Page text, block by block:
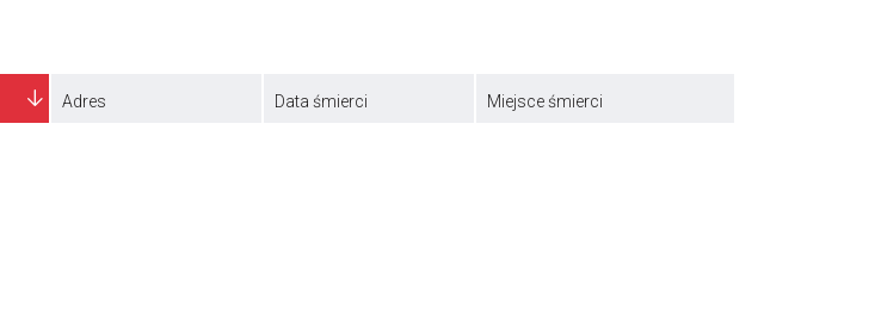
Adres Data śmierci Miejsce śmierci